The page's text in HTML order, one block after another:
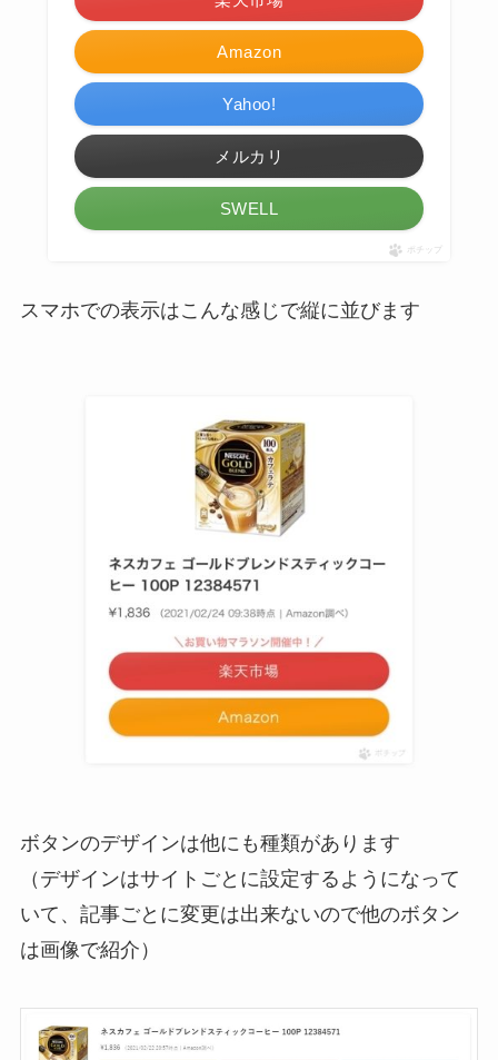
Amazon
Yahoo!
メルカリ
SWELL
ポチップ
スマホでの表示はこんな感じで縦に並びます
ボタンのデザインは他にも種類があります
（デザインはサイトごとに設定するようになって
いて、記事ごとに変更は出来ないので他のボタン
は画像で紹介）